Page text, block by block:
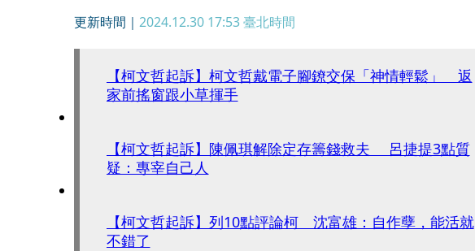
更新時間｜ 2024.12.30 17:53臺北時間
【柯文哲起訴】柯文哲戴電子腳鐐交保「神情輕鬆」 返
家前搖窗跟小草揮手
【柯文哲起訴】陳佩琪解除定存籌錢救夫 呂捷提3點質
疑：專宰自己人
【柯文哲起訴】列10點評論柯 沈富雄：自作孽，能活就
不錯了